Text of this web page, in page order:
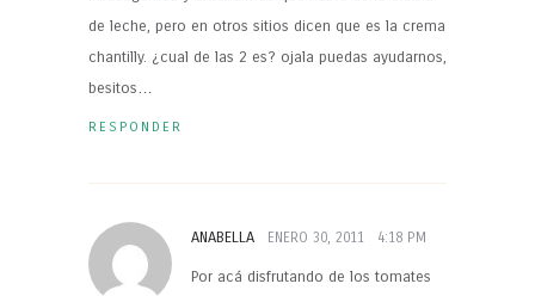
de leche, pero en otros sitios dicen que es la crema
chantilly. ¿cual de las 2 es? ojala puedas ayudarnos,
besitos…
RESPONDER
ANABELLA ENERO 30, 2011 4:18 PM
Por acá disfrutando de los tomates